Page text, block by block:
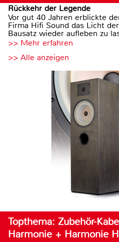
Rückkehr der Legende
Vor gut 40 Jahren erblickte
Firma Hifi Sound das Licht
Bausatz wieder aufleben zu
>> Mehr erfahren
>> Alle anzeigen
Topthema: Zubehör-
Harmonie + Harmonie